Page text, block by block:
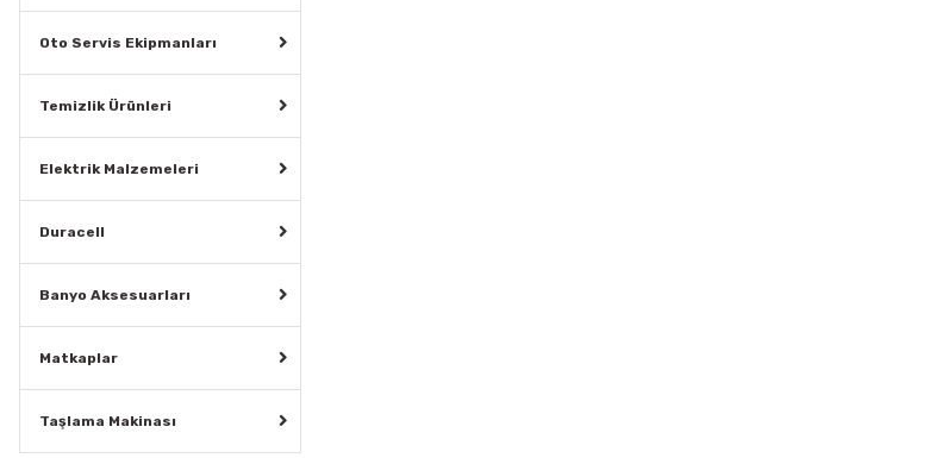
Oto Servis Ekipmanları
Temizlik Ürünleri
Elektrik Malzemeleri
Duracell
Banyo Aksesuarları
Matkaplar
Taşlama Makinası